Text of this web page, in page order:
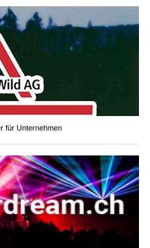
für Unternehmen